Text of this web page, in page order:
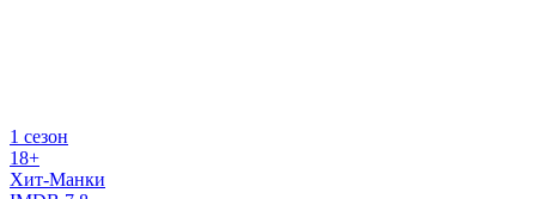
1 сезон
18+
Хит-Манки